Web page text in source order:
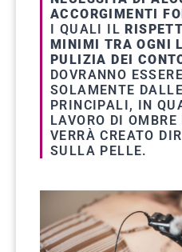
ACCORGIMENTI
I QUALI IL
MINIMI TRA OGNI
PULIZIA DEI
DOVRANNO
SOLAMENTE
PRINCIPALI, IN
LAVORO DI
VERRÀ CREATO
SULLA PELLE.